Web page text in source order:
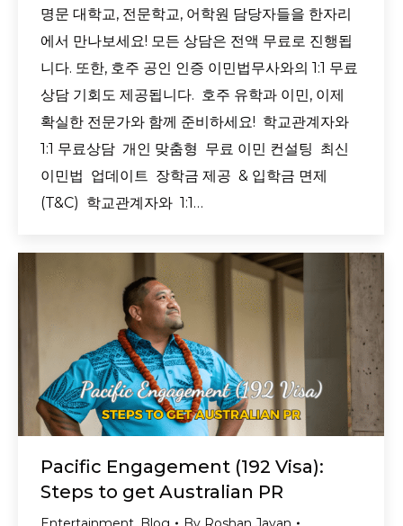
명문 대학교, 전문학교, 어학원 담당자들을 한자리
에서 만나보세요! 모든 상담은 전액 무료로 진행됩
니다. 또한, 호주 공인 인증 이민법무사와의 1:1 무료
상담 기회도 제공됩니다. 호주 유학과 이민, 이제
확실한 전문가와 함께 준비하세요! 학교관계자와
1:1 무료상담 개인 맞춤형 무료 이민 컨설팅 최신
이민법 업데이트 장학금 제공 & 입학금 면제
(T&C) 학교관계자와 1:1…
Pacific Engagement (192 Visa):
Steps to get Australian PR